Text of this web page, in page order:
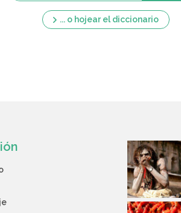
... o hojear el diccionario